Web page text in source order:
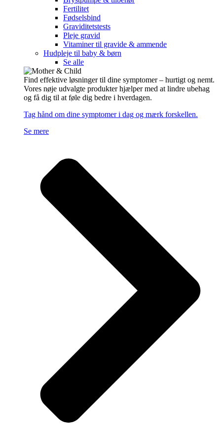
Fertilitet
Fødselsbind
Graviditetstests
Pleje gravid
Vitaminer til gravide & ammende
Hudpleje til baby & børn
Se alle
Find effektive løsninger til dine symptomer – hurtigt og nemt.
Vores nøje udvalgte produkter hjælper med at lindre ubehag
og få dig til at føle dig bedre i hverdagen.
Tag hånd om dine symptomer i dag og mærk forskellen.
Se mere